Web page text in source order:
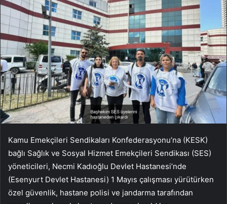
Kamu Emekçileri Sendikaları Konfederasyonu’na (KESK)
bağlı Sağlık ve Sosyal Hizmet Emekçileri Sendikası (SES)
yöneticileri, Necmi Kadıoğlu Devlet Hastanesi’nde
(Esenyurt Devlet Hastanesi) 1 Mayıs çalışması yürütürken
özel güvenlik, hastane polisi ve jandarma tarafından